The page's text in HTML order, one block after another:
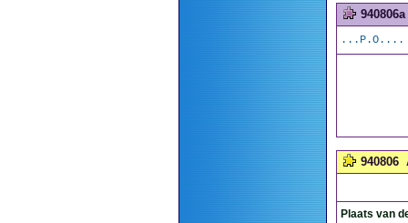
940806a
...P.O....
940806
Plaats van